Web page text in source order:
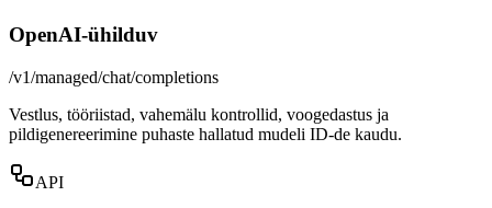
OpenAI-ühilduv
/v1/managed/chat/completions
Vestlus, tööriistad, vahemälu kontrollid, voogedastus ja
pildigenereerimine puhaste hallatud mudeli ID-de kaudu.
API